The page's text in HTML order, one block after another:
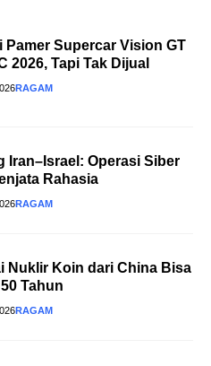
Pamer Supercar Vision GT
2026, Tapi Tak Dijual
RAGAM
Iran–Israel: Operasi Siber
Rahasia
RAGAM
Nuklir Koin dari China Bisa
Tahun
RAGAM